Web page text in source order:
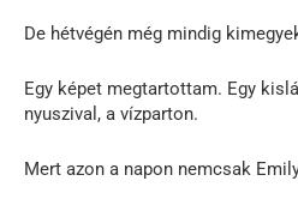
De hétvégén még mindig
Egy képet megtartottam. Egy
nyuszival, a vízparton.
Mert azon a napon nemcsak